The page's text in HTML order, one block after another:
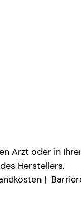
Arzt oder in
Herstellers.